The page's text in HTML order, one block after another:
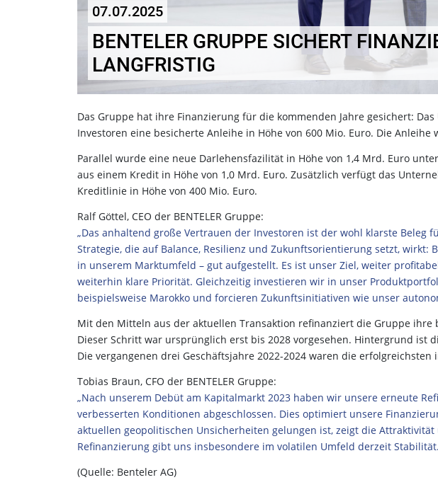
07.07.2025
BENTELER GRUPPE SICHERT
LANGFRISTIG
Das Gruppe hat ihre Finanzierung für die kommenden Jahre gesichert:
Investoren eine besicherte Anleihe in Höhe von 600 Mio. Euro. Die
Parallel wurde eine neue Darlehensfazilität in Höhe von 1,4 Mrd. Euro
aus einem Kredit in Höhe von 1,0 Mrd. Euro. Zusätzlich verfügt das
Kreditlinie in Höhe von 400 Mio. Euro.
Ralf Göttel, CEO der BENTELER Gruppe:
„Das anhaltend große Vertrauen der Investoren ist der wohl klarste Beleg
Strategie, die auf Balance, Resilienz und Zukunftsorientierung setzt, wirkt:
in unserem Marktumfeld – gut aufgestellt. Es ist unser Ziel, weiter
weiterhin klare Priorität. Gleichzeitig investieren wir in unser
beispielsweise Marokko und forcieren Zukunftsinitiativen wie unser
Mit den Mitteln aus der aktuellen Transaktion refinanziert die Gruppe
Dieser Schritt war ursprünglich erst bis 2028 vorgesehen. Hintergrund ist
Die vergangenen drei Geschäftsjahre 2022-2024 waren die
Tobias Braun, CFO der BENTELER Gruppe:
„Nach unserem Debüt am Kapitalmarkt 2023 haben wir unsere erneute
verbesserten Konditionen abgeschlossen. Dies optimiert unsere
aktuellen geopolitischen Unsicherheiten gelungen ist, zeigt die
Refinanzierung gibt uns insbesondere im volatilen Umfeld derzeit
(Quelle: Benteler AG)